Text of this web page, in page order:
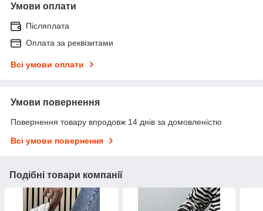
Умови оплати
Післяплата
Оплата за реквізитами
Всі умови оплати
Умови повернення
Повернення товару впродовж 14 днів за домовленістю
Всі умови повернення
Подібні товари компанії